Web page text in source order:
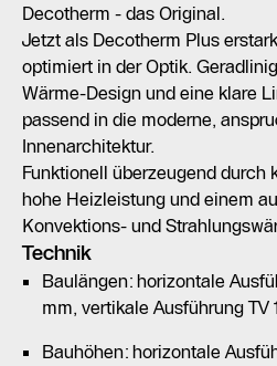
Decotherm - das Original.
Jetzt als Decotherm Plus
optimiert in der Optik.
Wärme-Design und eine klare
passend in die moderne,
Innenarchitektur.
Funktionell überzeugend durch
hohe Heizleistung und einem
Konvektions- und
Technik
Baulängen: horizontale
mm, vertikale Ausführung TV
Bauhöhen: horizontale